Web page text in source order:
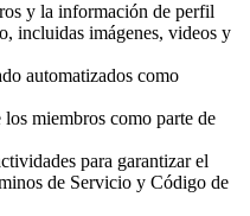
y la información de perfil
incluidas imágenes, videos y
automatizados como
miembros como parte de
para garantizar el
de Servicio y Código de